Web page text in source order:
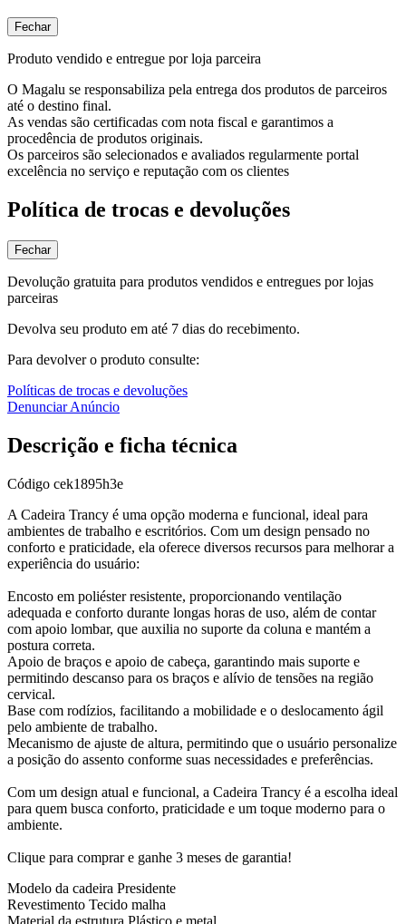
Fechar
Produto vendido e entregue por loja parceira
O Magalu se responsabiliza pela entrega dos produtos de parceiros
até o destino final.
As vendas são certificadas com nota fiscal e garantimos a
procedência de produtos originais.
Os parceiros são selecionados e avaliados regularmente portal
excelência no serviço e reputação com os clientes
Política de trocas e devoluções
Fechar
Devolução gratuita para produtos vendidos e entregues por lojas
parceiras
Devolva seu produto em até 7 dias do recebimento.
Para devolver o produto consulte:
Políticas de trocas e devoluções
Denunciar Anúncio
Descrição e ficha técnica
Código cek1895h3e
A Cadeira Trancy é uma opção moderna e funcional, ideal para
ambientes de trabalho e escritórios. Com um design pensado no
conforto e praticidade, ela oferece diversos recursos para melhorar a
experiência do usuário:
Encosto em poliéster resistente, proporcionando ventilação
adequada e conforto durante longas horas de uso, além de contar
com apoio lombar, que auxilia no suporte da coluna e mantém a
postura correta.
Apoio de braços e apoio de cabeça, garantindo mais suporte e
permitindo descanso para os braços e alívio de tensões na região
cervical.
Base com rodízios, facilitando a mobilidade e o deslocamento ágil
pelo ambiente de trabalho.
Mecanismo de ajuste de altura, permitindo que o usuário personalize
a posição do assento conforme suas necessidades e preferências.
Com um design atual e funcional, a Cadeira Trancy é a escolha ideal
para quem busca conforto, praticidade e um toque moderno para o
ambiente.
Clique para comprar e ganhe 3 meses de garantia!
Modelo da cadeira Presidente
Revestimento Tecido malha
Material da estrutura Plástico e metal